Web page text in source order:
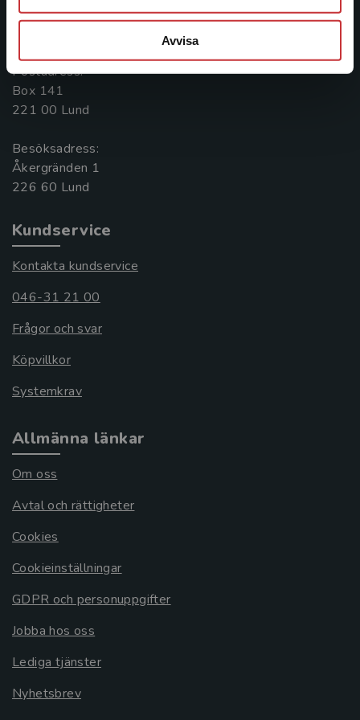
Avvisa
Kontakta oss
Postadress:
Box 141
221 00 Lund
Besöksadress:
Åkergränden 1
Kundservice
Kontakta kundservice
046-31 21 00
Frågor och svar
Köpvillkor
Systemkrav
Allmänna länkar
Om oss
Avtal och rättigheter
Cookies
Cookieinställningar
GDPR och personuppgifter
Jobba hos oss
Lediga tjänster
Nyhetsbrev